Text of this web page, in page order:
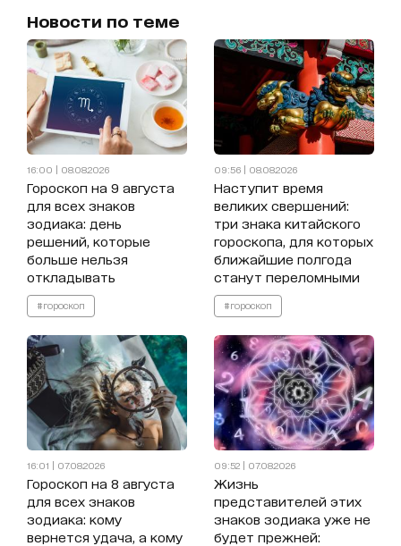
Новости по теме
16:00 | 08.08.2026
Гороскоп на 9 августа
для всех знаков
зодиака: день
решений, которые
больше нельзя
откладывать
#гороскоп
09:56 | 08.08.2026
Наступит время
великих свершений:
три знака китайского
гороскопа, для которых
ближайшие полгода
станут переломными
#гороскоп
16:01 | 07.08.2026
Гороскоп на 8 августа
для всех знаков
зодиака: кому
вернется удача, а кому
09:52 | 07.08.2026
Жизнь
представителей этих
знаков зодиака уже не
будет прежней: